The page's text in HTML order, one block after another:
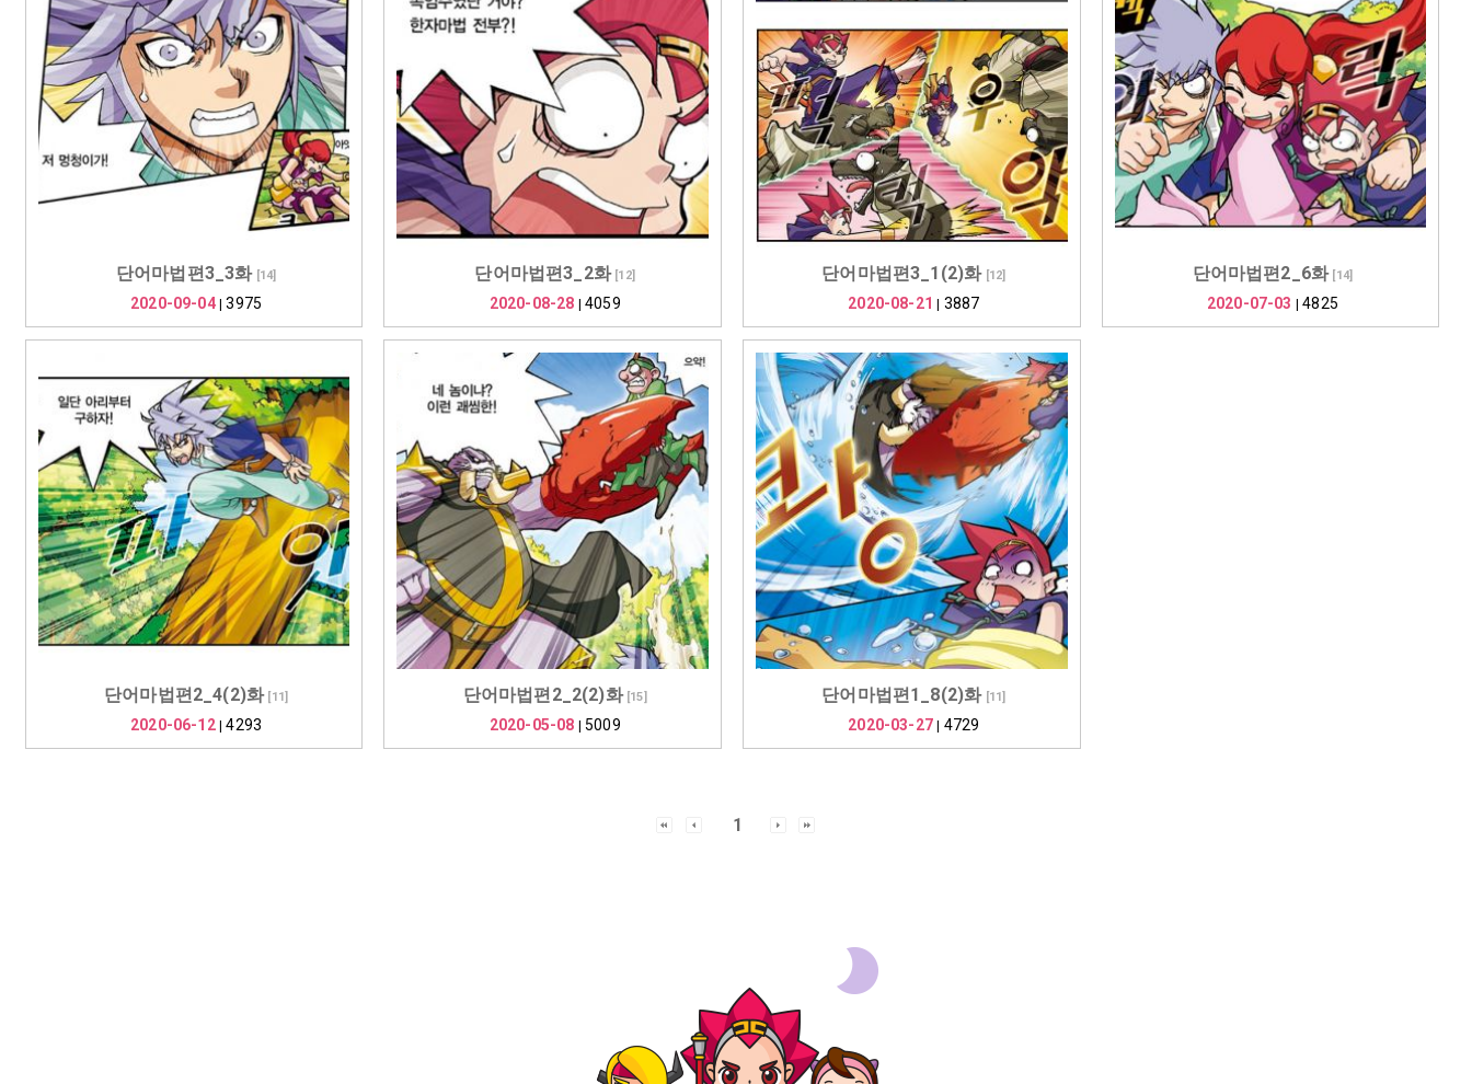
단어마법편3_3화[14]
2020-09-04|3975
단어마법편3_2화[12]
2020-08-28 4059
단어마법편3_1(2)화[12]
2020-08-21 3887
단어마법편2_6화[14]
2020-07-03 |4825
단어마법편2_4(2)화[11]
2020-06-12|4293
단어마법편2_2(2)화[15]
2020-05-08 5009
단어마법편1_8(2)화[11]
2020-03-27 4729
1